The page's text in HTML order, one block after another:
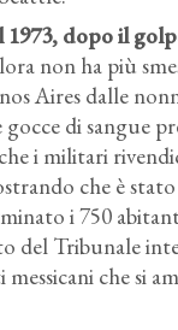
1973, dopo il
non ha più
Aires dalle
di sangue
i militari
che è
i 750
del Tribunale
che si